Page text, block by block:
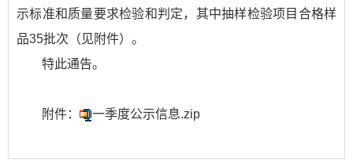
示标准和质量要求检验和判定，其中抽样检验项目合格样
品35批次（见附件）。
特此通告。
附件： 一季度公示信息.zip